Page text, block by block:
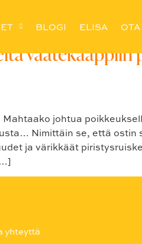
BLOGI ELISA
vaatekaappiin
johtua
Nimittäin se, että ostin
ja värikkäät
yhteyttä